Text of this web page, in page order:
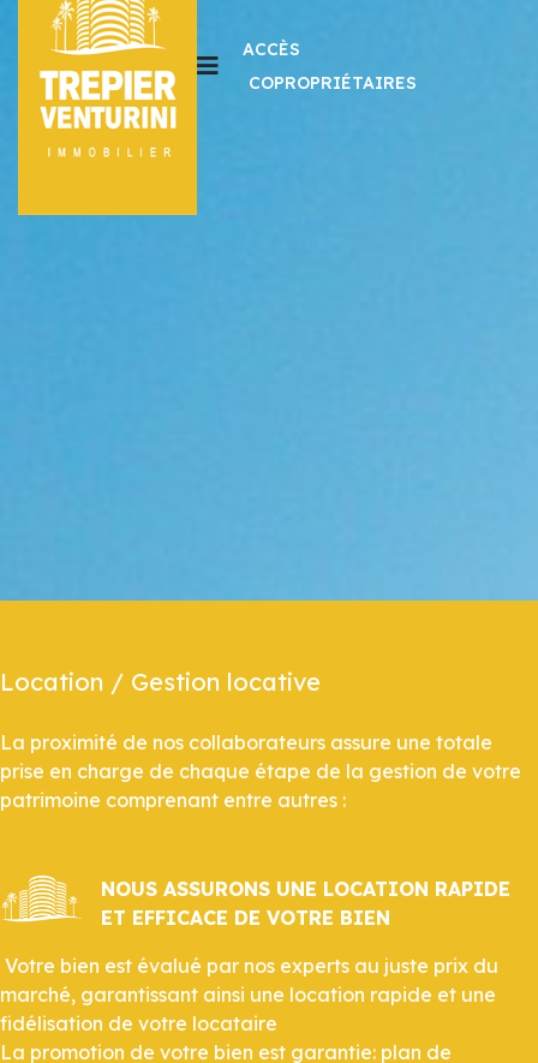
ACCÈS
COPROPRIÉTAIRES
Location / Gestion locative
La proximité de nos collaborateurs assure une totale
prise en charge de chaque étape de la gestion de votre
patrimoine comprenant entre autres :
NOUS ASSURONS UNE LOCATION RAPIDE
ET EFFICACE DE VOTRE BIEN
Votre bien est évalué par nos experts au juste prix du
marché, garantissant ainsi une location rapide et une
fidélisation de votre locataire
La promotion de votre bien est garantie: plan de